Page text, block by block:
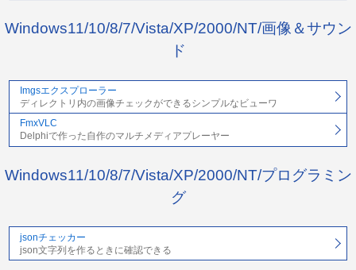
Windows11/10/8/7/Vista/XP/2000/NT/画像＆サウン
ド
Imgsエクスプローラー
ディレクトリ内の画像チェックができるシンプルなビューワ
FmxVLC
Delphiで作った自作のマルチメディアプレーヤー
Windows11/10/8/7/Vista/XP/2000/NT/プログラミン
グ
jsonチェッカー
json文字列を作るときに確認できる